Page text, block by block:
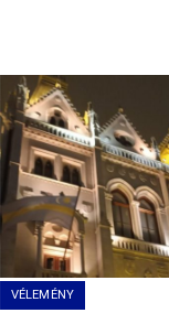
VÉLEMÉNY